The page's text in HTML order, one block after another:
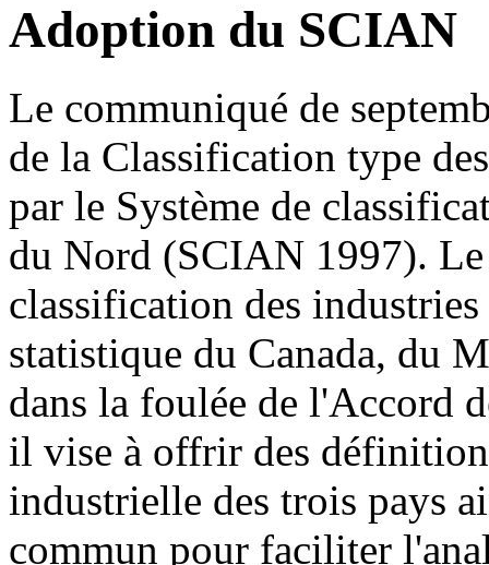
Adoption du SCIAN
Le communiqué de
de la Classification type
par le Système de
du Nord (SCIAN 1997).
classification des
statistique du Canada, du
dans la foulée de l'Accord
il vise à offrir des
industrielle des trois pays
commun pour faciliter